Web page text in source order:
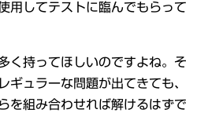
用してテストに臨んでもらって
く持ってほしいのですよね。そ
ギュラーな問題が出てきても、
を組み合わせれば解けるはずで